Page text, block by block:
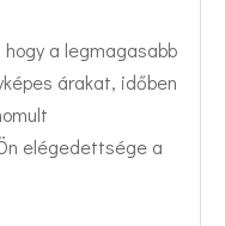
a legmagasabb
árakat, időben
elégedettsége a